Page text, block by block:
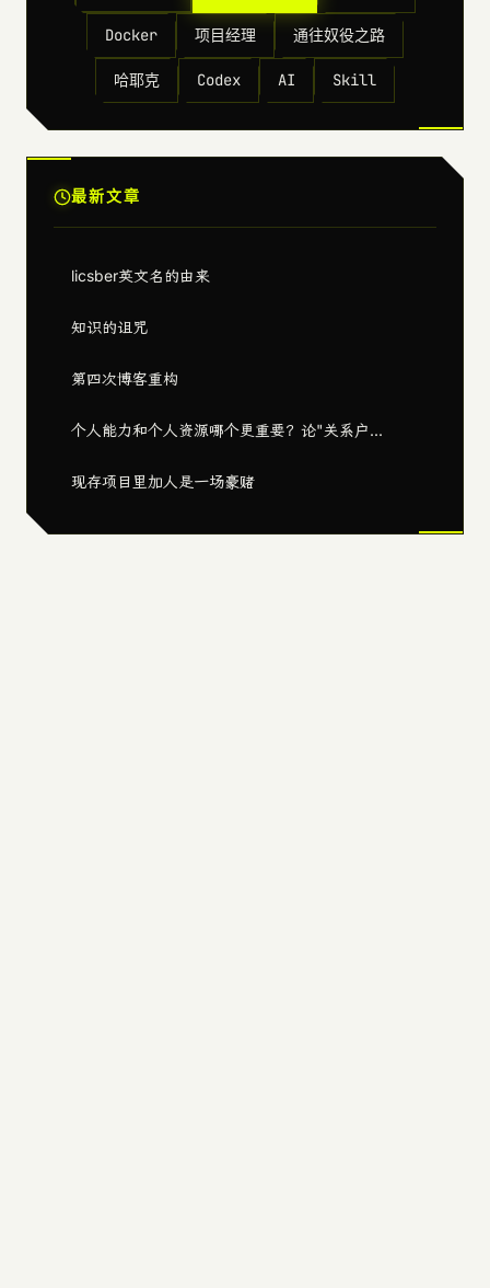
Docker 项目经理 通往奴役之路
哈耶克 Codex AI Skill
最新文章
licsber英文名的由来
知识的诅咒
第四次博客重构
个人能力和个人资源哪个更重要？论"关系户...
现存项目里加人是一场豪赌